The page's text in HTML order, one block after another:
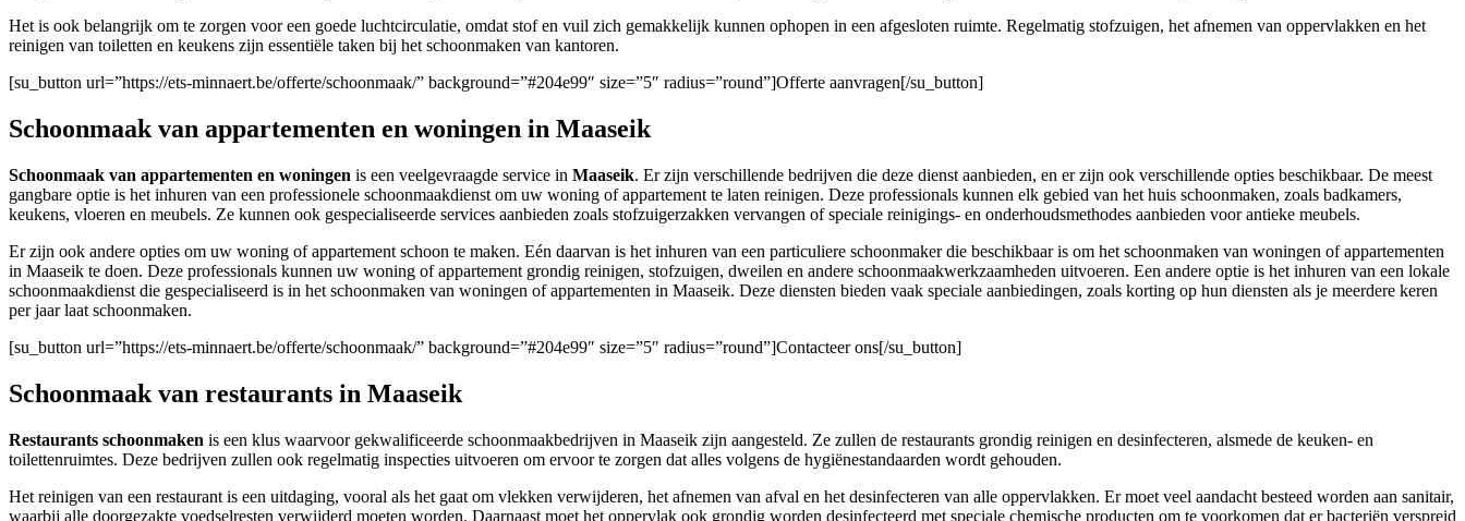
Het is ook belangrijk om te zorgen voor een goede luchtcirculatie, omdat stof en vuil zich gemakkelijk kunnen ophopen in een afgesloten ruimte. Regelmatig stofzuigen, het afnemen van oppervlakken en het
reinigen van toiletten en keukens zijn essentiële taken bij het schoonmaken van kantoren.
[su_button url=”https://ets-minnaert.be/offerte/schoonmaak/” background=”#204e99″ size=”5″ radius=”round”]Offerte aanvragen[/su_button]
Schoonmaak van appartementen en woningen in Maaseik
Schoonmaak van appartementen en woningen is een veelgevraagde service in Maaseik. Er zijn verschillende bedrijven die deze dienst aanbieden, en er zijn ook verschillende opties beschikbaar. De meest
gangbare optie is het inhuren van een professionele schoonmaakdienst om uw woning of appartement te laten reinigen. Deze professionals kunnen elk gebied van het huis schoonmaken, zoals badkamers,
keukens, vloeren en meubels. Ze kunnen ook gespecialiseerde services aanbieden zoals stofzuigerzakken vervangen of speciale reinigings- en onderhoudsmethodes aanbieden voor antieke meubels.
Er zijn ook andere opties om uw woning of appartement schoon te maken. Eén daarvan is het inhuren van een particuliere schoonmaker die beschikbaar is om het schoonmaken van woningen of appartementen
in Maaseik te doen. Deze professionals kunnen uw woning of appartement grondig reinigen, stofzuigen, dweilen en andere schoonmaakwerkzaamheden uitvoeren. Een andere optie is het inhuren van een lokale
schoonmaakdienst die gespecialiseerd is in het schoonmaken van woningen of appartementen in Maaseik. Deze diensten bieden vaak speciale aanbiedingen, zoals korting op hun diensten als je meerdere keren
per jaar laat schoonmaken.
[su_button url=”https://ets-minnaert.be/offerte/schoonmaak/” background=”#204e99″ size=”5″ radius=”round”]Contacteer ons[/su_button]
Schoonmaak van restaurants in Maaseik
Restaurants schoonmaken is een klus waarvoor gekwalificeerde schoonmaakbedrijven in Maaseik zijn aangesteld. Ze zullen de restaurants grondig reinigen en desinfecteren, alsmede de keuken- en
toilettenruimtes. Deze bedrijven zullen ook regelmatig inspecties uitvoeren om ervoor te zorgen dat alles volgens de hygiënestandaarden wordt gehouden.
Het reinigen van een restaurant is een uitdaging, vooral als het gaat om vlekken verwijderen, het afnemen van afval en het desinfecteren van alle oppervlakken. Er moet veel aandacht besteed worden aan sanitair,
waarbij alle doorgezakte voedselresten verwijderd moeten worden. Daarnaast moet het oppervlak ook grondig worden desinfecteerd met speciale chemische producten om te voorkomen dat er bacteriën verspreid